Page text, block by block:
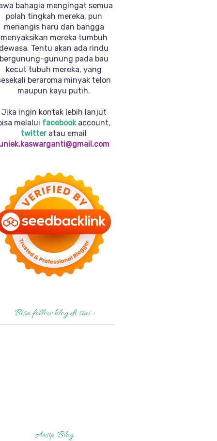
bahagia mengingat semua
polah tingkah mereka, pun
menangis haru dan bangga
menyaksikan mereka tumbuh
Tentu akan ada rindu
gunung pada bau
kecut tubuh mereka, yang
beraroma minyak telon
maupun kayu putih.
Jika ingin kontak lebih lanjut
melalui facebook account,
twitteratau email
Bisa follow blog di sini :
Arsip Blog